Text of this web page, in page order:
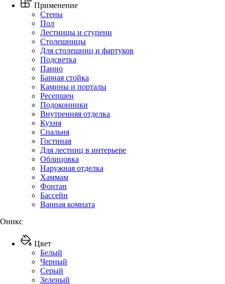
Применение
Стены
Пол
Лестницы и ступени
Столешницы
Для столешниц и фартуков
Подсветка
Панно
Барная стойка
Камины и порталы
Ресепшен
Подоконники
Внутренняя отделка
Кухня
Спальня
Гостиная
Для лестниц в интерьере
Облицовка
Наружная отделка
Хаммам
Фонтан
Бассейн
Ванная комната
Оникс
Цвет
Белый
Черный
Серый
Зеленый